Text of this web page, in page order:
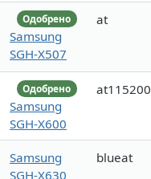
Одобрено
Samsung
SGH-X507
at
Одобрено
Samsung
SGH-X600
at115200
Samsung
SGH-X630
blueat